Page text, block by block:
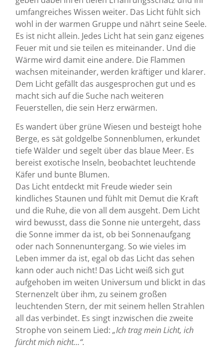
umfangreiches Wissen weiter. Das Licht fühlt sich
wohl in der warmen Gruppe und nährt seine Seele.
Es ist nicht allein. Jedes Licht hat sein ganz eigenes
Feuer mit und sie teilen es miteinander. Und die
Wärme wird damit eine andere. Die Flammen
wachsen miteinander, werden kräftiger und klarer.
Dem Licht gefällt das ausgesprochen gut und es
macht sich auf die Suche nach weiteren
Feuerstellen, die sein Herz erwärmen.
Es wandert über grüne Wiesen und besteigt hohe
Berge, es sät goldgelbe Sonnenblumen, erkundet
tiefe Wälder und segelt über das blaue Meer. Es
bereist exotische Inseln, beobachtet leuchtende
Käfer und bunte Blumen.
Das Licht entdeckt mit Freude wieder sein
kindliches Staunen und fühlt mit Demut die Kraft
und die Ruhe, die von all dem ausgeht. Dem Licht
wird bewusst, dass die Sonne nie untergeht, dass
die Sonne immer da ist, ob bei Sonnenaufgang
oder nach Sonnenuntergang. So wie vieles im
Leben immer da ist, egal ob das Licht das sehen
kann oder auch nicht! Das Licht weiß sich gut
aufgehoben im weiten Universum und blickt in das
Sternenzelt über ihm, zu seinem großen
leuchtenden Stern, der mit seinem hellen Strahlen
all das verbindet. Es singt inzwischen die zweite
Strophe von seinem Lied: „Ich trag mein Licht, ich
fürcht mich nicht…“.